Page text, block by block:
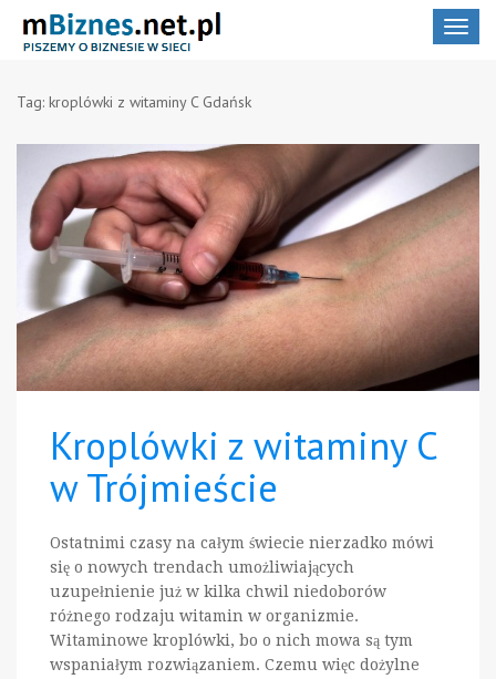
Toggle
Tag: kroplówki z witaminy C Gdańsk
Kroplówki z witaminy C
w Trójmieście
Ostatnimi czasy na całym świecie nierzadko mówi
się o nowych trendach umożliwiających
uzupełnienie już w kilka chwil niedoborów
różnego rodzaju witamin w organizmie.
Witaminowe kroplówki, bo o nich mowa są tym
wspaniałym rozwiązaniem. Czemu więc dożylne